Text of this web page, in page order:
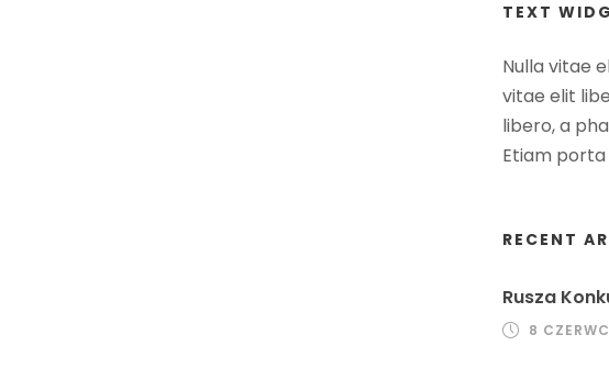
TEXT
Nulla vitae
vitae elit
libero, a
Etiam porta
RECENT
Rusza
8